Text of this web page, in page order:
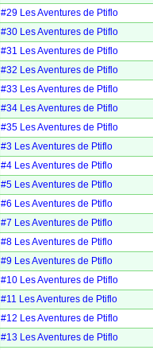
#29 Les Aventures de Ptiflo
#30 Les Aventures de Ptiflo
#31 Les Aventures de Ptiflo
#32 Les Aventures de Ptiflo
#33 Les Aventures de Ptiflo
#34 Les Aventures de Ptiflo
#35 Les Aventures de Ptiflo
#3 Les Aventures de Ptiflo
#4 Les Aventures de Ptiflo
#5 Les Aventures de Ptiflo
#6 Les Aventures de Ptiflo
#7 Les Aventures de Ptiflo
#8 Les Aventures de Ptiflo
#9 Les Aventures de Ptiflo
#10 Les Aventures de Ptiflo
#11 Les Aventures de Ptiflo
#12 Les Aventures de Ptiflo
#13 Les Aventures de Ptiflo